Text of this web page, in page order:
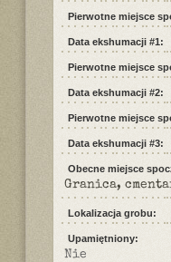
Pierwotne miejsce
Data ekshumacji #1:
Pierwotne miejsce
Data ekshumacji #2:
Pierwotne miejsce
Data ekshumacji #3:
Obecne miejsce
Granica,
Lokalizacja grobu:
Upamiętniony:
Nie